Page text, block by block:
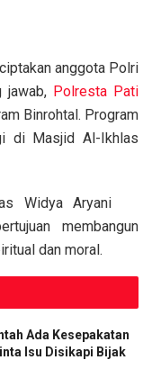
anggota Polri
jawab, Polresta Pati
Binrohtal. Program
di Masjid Al-Ikhlas
Widya Aryani
membangun
dan moral.
Ada Kesepakatan
Isu Disikapi Bijak